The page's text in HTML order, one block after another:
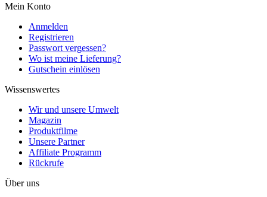
Mein Konto
Anmelden
Registrieren
Passwort vergessen?
Wo ist meine Lieferung?
Gutschein einlösen
Wissenswertes
Wir und unsere Umwelt
Magazin
Produktfilme
Unsere Partner
Affiliate Programm
Rückrufe
Über uns